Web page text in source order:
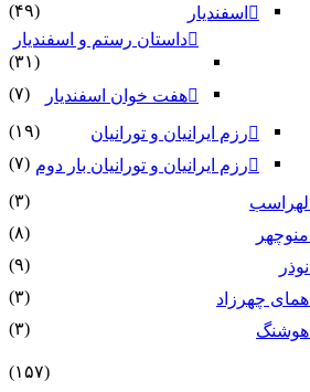
اسفندیار
(۴۹)
داستان رستم و اسفندیار
(۳۱)
هفت خوان اسفندیار
(۷)
رزم ایرانیان و تورانیان
(۱۹)
رزم ایرانیان و تورانیان بار دوم (۷)
لهراسب
(۳)
منوچهر
(۸)
نوذر
(۹)
هماى چهرزاد
(۳)
هوشنگ
(۳)
(۱۵۷)